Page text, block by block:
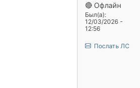
🔴 Офлайн
Был(а):
12/03/2026 -
12:56
Послать ЛС